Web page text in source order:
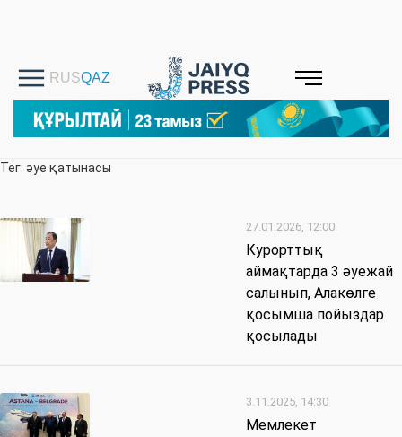
Тег: әуе қатынасы
27.01.2026, 12:00
Курорттық
аймақтарда 3 әуежай
салынып, Алакөлге
қосымша пойыздар
қосылады
3.11.2025, 14:30
Мемлекет